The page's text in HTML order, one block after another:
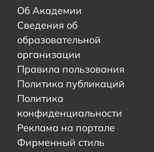
Об Академии
Сведения об
образовательной
организации
Правила пользования
Политика публикаций
Политика
конфиденциальности
Реклама на портале
Фирменный стиль